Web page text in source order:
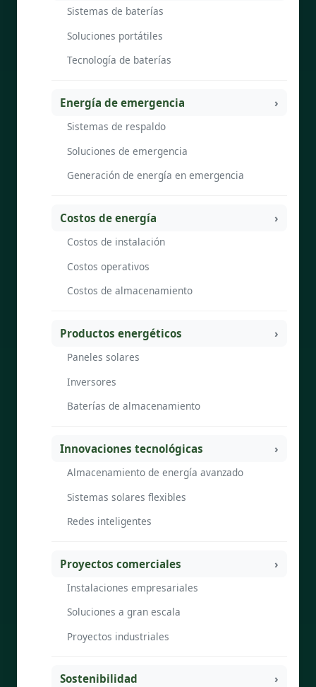
Sistemas de baterías
Soluciones portátiles
Tecnología de baterías
Energía de emergencia
Sistemas de respaldo
Soluciones de emergencia
Generación de energía en emergencia
Costos de energía
Costos de instalación
Costos operativos
Costos de almacenamiento
Productos energéticos
Paneles solares
Inversores
Baterías de almacenamiento
Innovaciones tecnológicas
Almacenamiento de energía avanzado
Sistemas solares flexibles
Redes inteligentes
Proyectos comerciales
Instalaciones empresariales
Soluciones a gran escala
Proyectos industriales
Sostenibilidad